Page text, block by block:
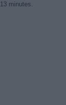
13 minutes.